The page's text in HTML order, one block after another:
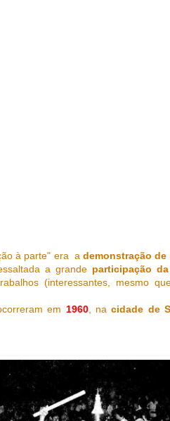
à parte" era ademonstração
a grande participação
(interessantes, mesmo
em 1960, nacidade de